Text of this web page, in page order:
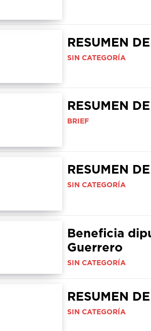
RESUMEN
SIN CATEGORÍA
RESUMEN
BRIEF
RESUMEN
SIN CATEGORÍA
Beneficia
Guerrero
SIN CATEGORÍA
RESUMEN
SIN CATEGORÍA